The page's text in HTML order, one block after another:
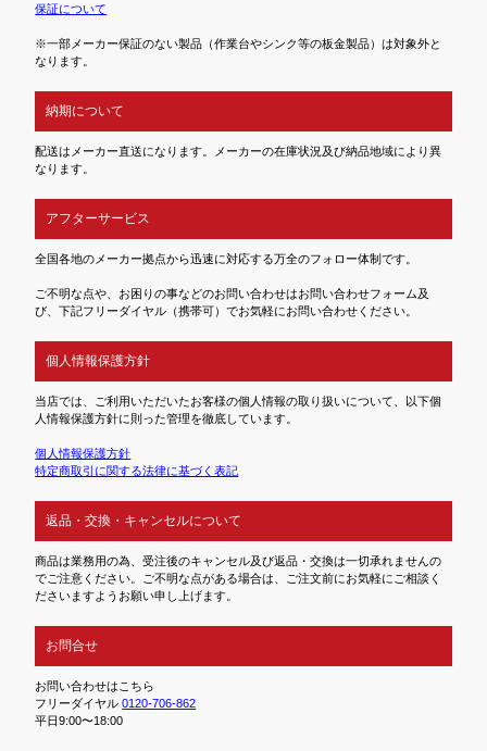
保証について
※一部メーカー保証のない製品（作業台やシンク等の板金製品）は対象外と
なります。
納期について
配送はメーカー直送になります。メーカーの在庫状況及び納品地域により異
なります。
アフターサービス
全国各地のメーカー拠点から迅速に対応する万全のフォロー体制です。
ご不明な点や、お困りの事などのお問い合わせはお問い合わせフォーム及
び、下記フリーダイヤル（携帯可）でお気軽にお問い合わせください。
個人情報保護方針
当店では、ご利用いただいたお客様の個人情報の取り扱いについて、以下個
人情報保護方針に則った管理を徹底しています。
個人情報保護方針
特定商取引に関する法律に基づく表記
返品・交換・キャンセルについて
商品は業務用の為、受注後のキャンセル及び返品・交換は一切承れませんの
でご注意ください。ご不明な点がある場合は、ご注文前にお気軽にご相談く
ださいますようお願い申し上げます。
お問合せ
お問い合わせはこちら
フリーダイヤル0120-706-862
平日9:00〜18:00